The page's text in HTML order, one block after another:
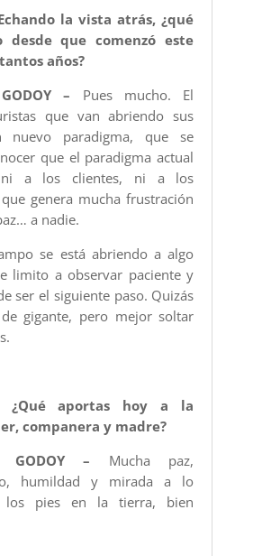
Echando la vista atrás, ¿qué
desde que comenzó este
años?
– Pues mucho. El
que van abriendo sus
nuevo paradigma, que se
que el paradigma actual
ni a los clientes, ni a los
genera mucha frustración
a nadie.
se está abriendo a algo
limito a observar paciente y
ser el siguiente paso. Quizás
gigante, pero mejor soltar
– ¿Qué aportas hoy a la
companera y madre?
GODOY – Mucha paz,
humildad y mirada a lo
los pies en la tierra, bien